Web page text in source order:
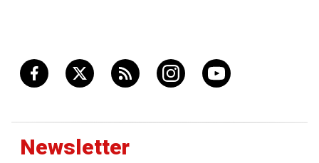
Newsletter